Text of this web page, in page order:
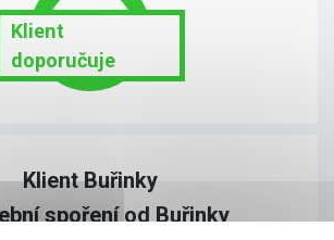
Klient
doporučuje
Klient Buřinky
spoření od Buřinky